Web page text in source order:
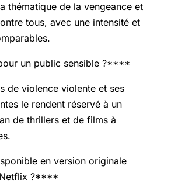
thématique de la vengeance et
tous, avec une intensité et
un public sensible ?****
de violence violente et ses
le rendent réservé à un
de thrillers et de films à
en version originale
Netflix ?****